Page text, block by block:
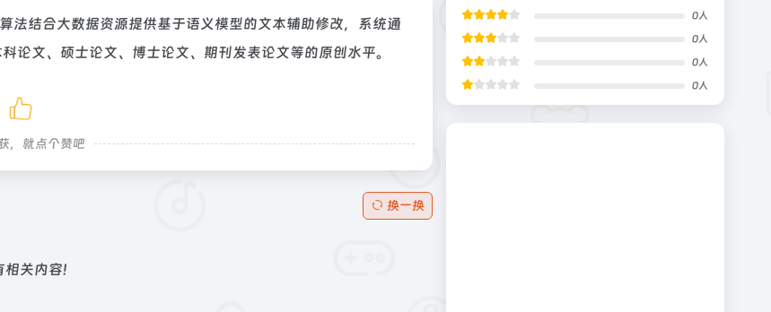
结合大数据资源提供基于语义模型的文本辅助修改，系统通
论文、硕士论文、博士论文、期刊发表论文等的原创水平。
，就点个赞吧
换一换
相关内容!
0人
0人
0人
0人